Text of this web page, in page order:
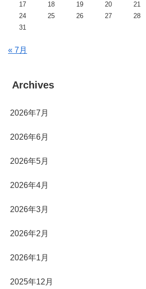
17
18 19 20 21
24
25 26 27 28
31
« 7月
Archives
2026年7月
2026年6月
2026年5月
2026年4月
2026年3月
2026年2月
2026年1月
2025年12月